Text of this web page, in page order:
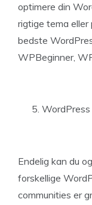
optimere din
rigtige tema eller
bedste
WPBeginner,
WordPress
Endelig kan du
forskellige
communities er